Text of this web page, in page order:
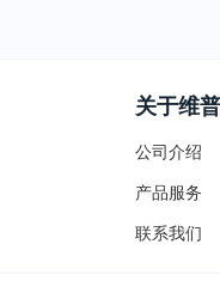
关于维普
公司介绍
产品服务
联系我们